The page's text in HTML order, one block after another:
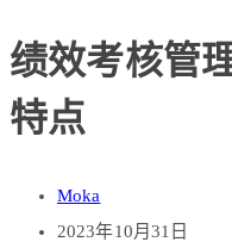
绩效考核管
特点
Moka
2023年10月31日